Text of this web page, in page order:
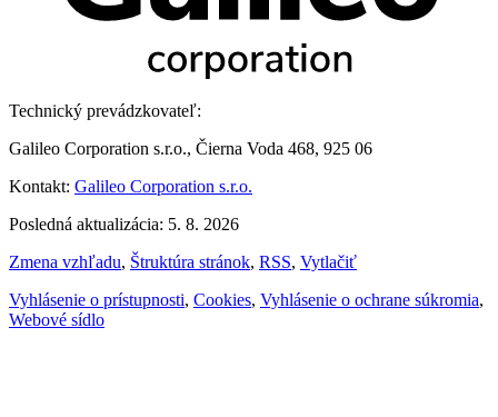
Technický prevádzkovateľ:
Galileo Corporation s.r.o., Čierna Voda 468, 925 06
Kontakt: Galileo Corporation s.r.o.
Posledná aktualizácia: 5. 8. 2026
Zmena vzhľadu, Štruktúra stránok, RSS, Vytlačiť
Vyhlásenie o prístupnosti, Cookies, Vyhlásenie o ochrane súkromia,
Webové sídlo